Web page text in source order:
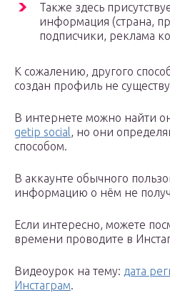
Также здесь
информация (страна,
подписчики, реклама
К сожалению, другого
создан профиль не
В интернете можно найти
getip social, но они
способом.
В аккаунте обычного
информацию о нём не
Если интересно, можете
времени проводите в
Видеоурок на тему: дата
Инстаграм.